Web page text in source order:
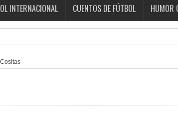
INTERNACIONAL CUENTOS DE FÚTBOL HUMOR
6 del Tor
Cositas